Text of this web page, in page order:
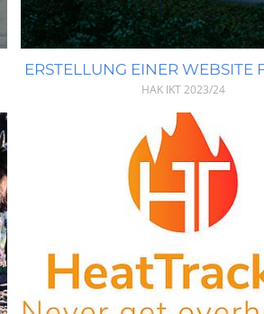
HAK IKT2023/24